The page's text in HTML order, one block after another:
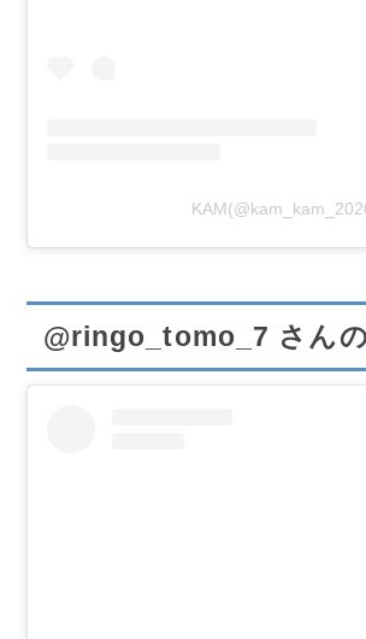
@ringo_tomo_7 さん